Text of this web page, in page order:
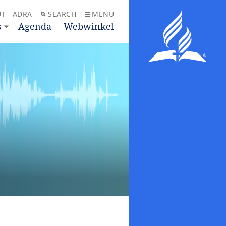
ADRA SEARCH MENU
Agenda Webwinkel